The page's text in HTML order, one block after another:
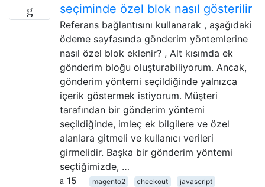
seçiminde özel blok nasıl gösterilir
Referans bağlantısını kullanarak , aşağıdaki
ödeme sayfasında gönderim yöntemlerine
nasıl özel blok eklenir? , Alt kısımda ek
gönderim bloğu oluşturabiliyorum. Ancak,
gönderim yöntemi seçildiğinde yalnızca
içerik göstermek istiyorum. Müşteri
tarafından bir gönderim yöntemi
seçildiğinde, imleç ek bilgilere ve özel
alanlara gitmeli ve kullanıcı verileri
girmelidir. Başka bir gönderim yöntemi
seçtiğimizde, …
15
magento2 checkout
javascript